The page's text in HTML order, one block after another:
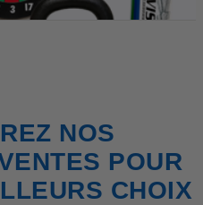
NOS
POUR
CHOIX